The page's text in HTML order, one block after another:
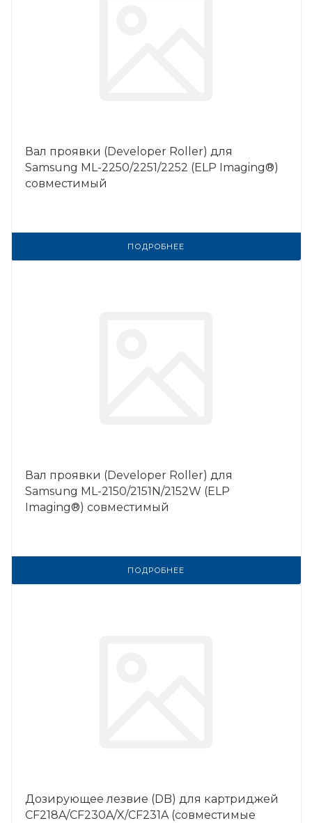
Вал проявки (Developer Roller) для
Samsung ML-2250/2251/2252 (ELP Imaging®)
совместимый
ПОДРОБНЕЕ
Вал проявки (Developer Roller) для
Samsung ML-2150/2151N/2152W (ELP
Imaging®) совместимый
ПОДРОБНЕЕ
Дозирующее лезвие (DB) для картриджей
CF218A/CF230A/X/CF231A (совместимые